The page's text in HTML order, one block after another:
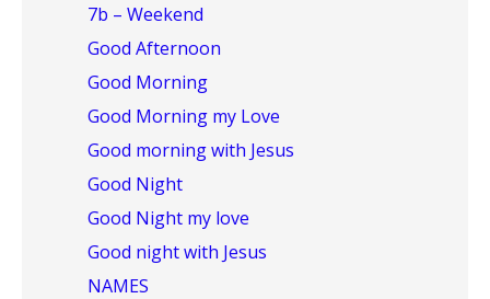
7b – Weekend
Good Afternoon
Good Morning
Good Morning my Love
Good morning with Jesus
Good Night
Good Night my love
Good night with Jesus
NAMES